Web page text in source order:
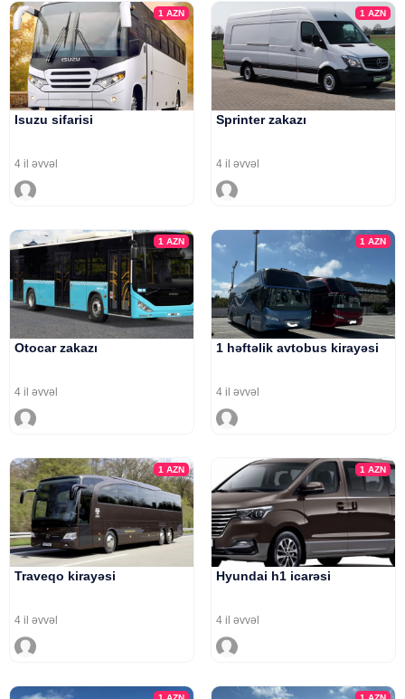
1AZN
Isuzu sifarisi
4 il əvvəl
1 AZN
Sprinter zakazı
4 il əvvəl
1AZN
Otocar zakazı
4 il əvvəl
1 AZN
1 həftəlik avtobus kirayəsi
4 il əvvəl
1AZN
Traveqo kirayəsi
4 il əvvəl
1 AZN
Hyundai h1 icarəsi
4 il əvvəl